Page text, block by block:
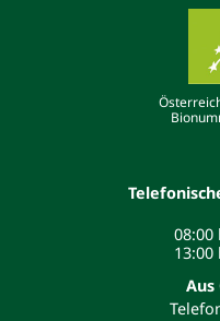
08:00
13:00
Aus